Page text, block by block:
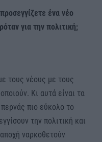
ένα νέο
για την πολιτική;
τους νέους με τους
Κι αυτά είναι τα
πιο εύκολο το
την πολιτική και
ναρκοθετούν